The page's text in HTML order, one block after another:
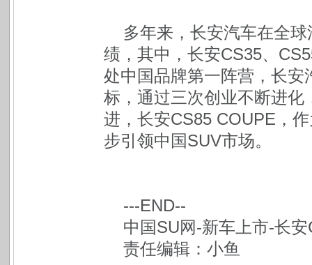
多年来，长安汽车在全
绩，其中，长安CS35、
处中国品牌第一阵营，长
标，通过三次创业不断进
进，长安CS85 COUPE，
步引领中国SUV市场。
---END--
中国SU网-新车上市-长
责任编辑：小鱼